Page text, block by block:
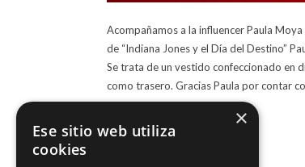
Acompañamos a la influencer Paula
de “Indiana Jones y el Día del Destino”
Se trata de un vestido confeccionado en
como trasero. Gracias Paula por contar
×
Ese sitio web utiliza
cookies